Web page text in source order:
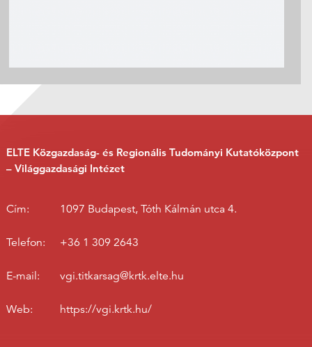
ELTE Közgazdaság- és Regionális Tudományi Kutatóközpont
– Világgazdasági Intézet
Cím: 1097 Budapest, Tóth Kálmán utca 4.
Telefon: +36 1 309 2643
E-mail: vgi.titkarsag@krtk.elte.hu
Web: https://vgi.krtk.hu/